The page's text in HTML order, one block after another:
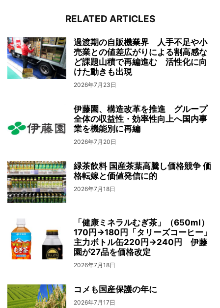
RELATED ARTICLES
過渡期の自販機業界 人手不足や小
売業との値差広がりによる割高感な
ど課題山積で再編進む 活性化に向
けた動きも出現
2026年7月23日
伊藤園、構造改革を推進 グループ
全体の収益性・効率性向上へ国内事
業を機能別に再編
2026年7月20日
緑茶飲料 国産茶葉高騰し価格競争 価
格転嫁と価値発信に的
2026年7月18日
「健康ミネラルむぎ茶」（650ml）
170円→180円「タリーズコーヒー」
主力ボトル缶220円→240円 伊藤
園が27品を価格改定
2026年7月18日
コメも国産保護の年に
2026年7月17日